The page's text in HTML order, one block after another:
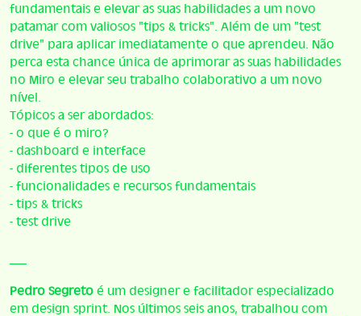
fundamentais e elevar as suas habilidades a um novo
patamar com valiosos "tips & tricks". Além de um "test
drive" para aplicar imediatamente o que aprendeu. Não
perca esta chance única de aprimorar as suas habilidades
no Miro e elevar seu trabalho colaborativo a um novo
nível.
Tópicos a ser abordados:
- o que é o miro?
- dashboard e interface
- diferentes tipos de uso
- funcionalidades e recursos fundamentais
- tips & tricks
- test drive
Pedro Segreto é um designer e facilitador especializado
em design sprint. Nos últimos seis anos, trabalhou com